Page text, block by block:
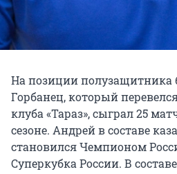
На позиции полузащитника
Горбанец, который
клуба «Тараз», сыграл 25
сезоне. Андрей в составе
становился Чемпионом
Суперкубка России. В